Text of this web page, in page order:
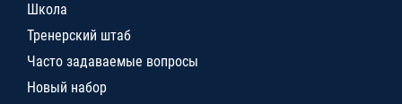
Школа
Тренерский штаб
Часто задаваемые вопросы
Новый набор